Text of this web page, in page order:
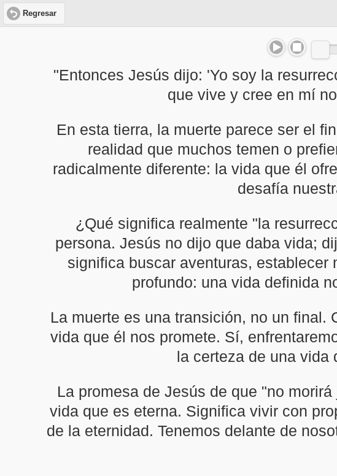
Regresar
"Entonces Jesús dijo: 'Yo soy la
que vive y cree en mí
En esta tierra, la muerte parece ser el
realidad que muchos temen o
radicalmente diferente: la vida que él
desafía
¿Qué significa realmente "la
persona. Jesús no dijo que daba vida;
significa buscar aventuras,
profundo: una vida definida
La muerte es una transición, no un
vida que él nos promete. Sí,
la certeza de una vida
La promesa de Jesús de que "no
vida que es eterna. Significa vivir con
de la eternidad. Tenemos delante de